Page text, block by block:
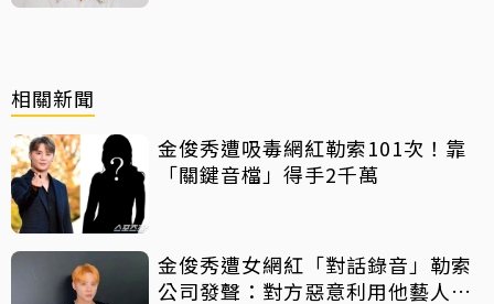
相關新聞
金俊秀遭吸毒網紅勒索101次！靠
「關鍵音檔」得手2千萬
金俊秀遭女網紅「對話錄音」勒索
公司發聲：對方惡意利用他藝人身